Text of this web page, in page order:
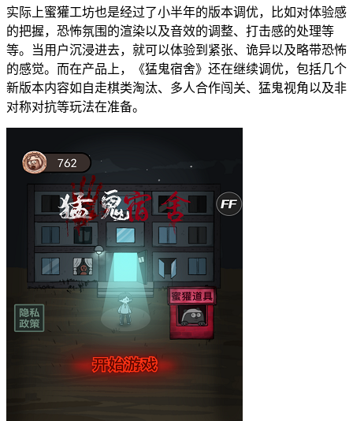
实际上蜜獾工坊也是经过了小半年的版本调优，比如对体验感
的把握，恐怖氛围的渲染以及音效的调整、打击感的处理等
等。当用户沉浸进去，就可以体验到紧张、诡异以及略带恐怖
的感觉。而在产品上，《猛鬼宿舍》还在继续调优，包括几个
新版本内容如自走棋类淘汰、多人合作闯关、猛鬼视角以及非
对称对抗等玩法在准备。